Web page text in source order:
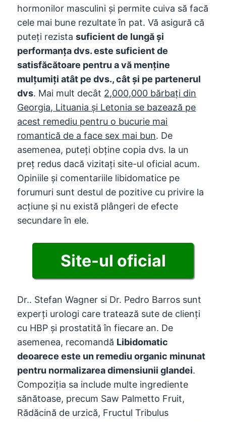
hormonilor masculini și permite cuiva să facă
cele mai bune rezultate în pat. Vă asigură că
puteți rezistasuficient de lungă și
performanța dvs. este suficient de
satisfăcătoare pentru a vă menține
mulțumiți atât pe dvs., cât și pe partenerul
dvs. Mai mult decât 2,000,000 bărbați din
Georgia, Lituania și Letonia se bazează pe
acest remediu pentru o bucurie mai
romantică de a face sex mai bun. De
asemenea, puteți obține copia dvs. la un
preț redus dacă vizitați site-ul oficial acum.
Opiniile și comentariile libidomatice pe
forumuri sunt destul de pozitive cu privire la
acțiune și nu există plângeri de efecte
secundare în ele.
Site-ul oficial
Dr.. Stefan Wagner si Dr. Pedro Barros sunt
experți urologi care tratează sute de clienți
cu HBP și prostatită în fiecare an. De
asemenea, recomandă Libidomatic
deoarece este un remediu organic minunat
pentru normalizarea dimensiunii glandei.
Compoziția sa include multe ingrediente
sănătoase, precum Saw Palmetto Fruit,
Rădăcină de urzică, Fructul Tribulus